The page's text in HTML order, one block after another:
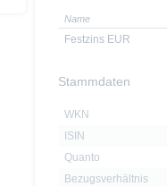
Name
Festzins EUR
Stammdaten
WKN
ISIN
Quanto
Bezugsverhältnis